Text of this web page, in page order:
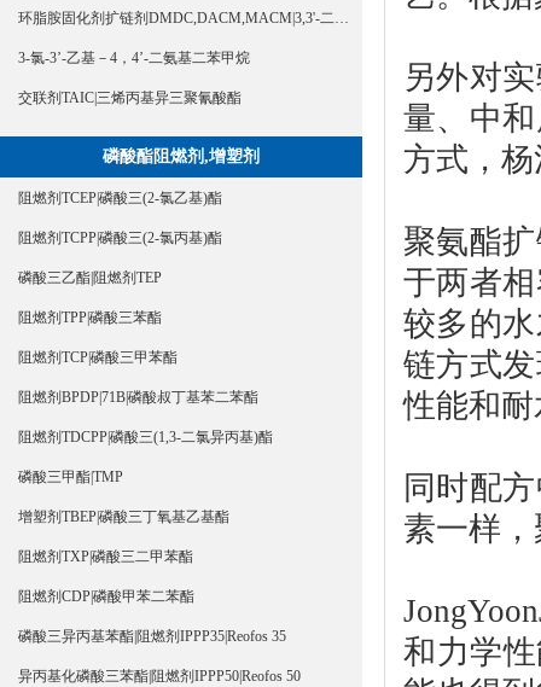
环脂胺固化剂扩链剂DMDC,DACM,MACM|3,3'-二甲基-4,4'-二氨基二环己基甲烷
3-氯-3’-乙基－4，4’-二氨基二苯甲烷
交联剂TAIC|三烯丙基异三聚氰酸酯
磷酸酯阻燃剂,增塑剂
阻燃剂TCEP|磷酸三(2-氯乙基)酯
阻燃剂TCPP|磷酸三(2-氯丙基)酯
磷酸三乙酯|阻燃剂TEP
阻燃剂TPP|磷酸三苯酯
阻燃剂TCP|磷酸三甲苯酯
阻燃剂BPDP|71B|磷酸叔丁基苯二苯酯
阻燃剂TDCPP|磷酸三(1,3-二氯异丙基)酯
磷酸三甲酯|TMP
增塑剂TBEP|磷酸三丁氧基乙基酯
阻燃剂TXP|磷酸三二甲苯酯
阻燃剂CDP|磷酸甲苯二苯酯
磷酸三异丙基苯酯|阻燃剂IPPP35|Reofos 35
异丙基化磷酸三苯酯|阻燃剂IPPP50|Reofos 50
另外对
量、中
方式，
聚氨酯
于两者
较多的
链方式
性能和
同时配
素一样
和力学